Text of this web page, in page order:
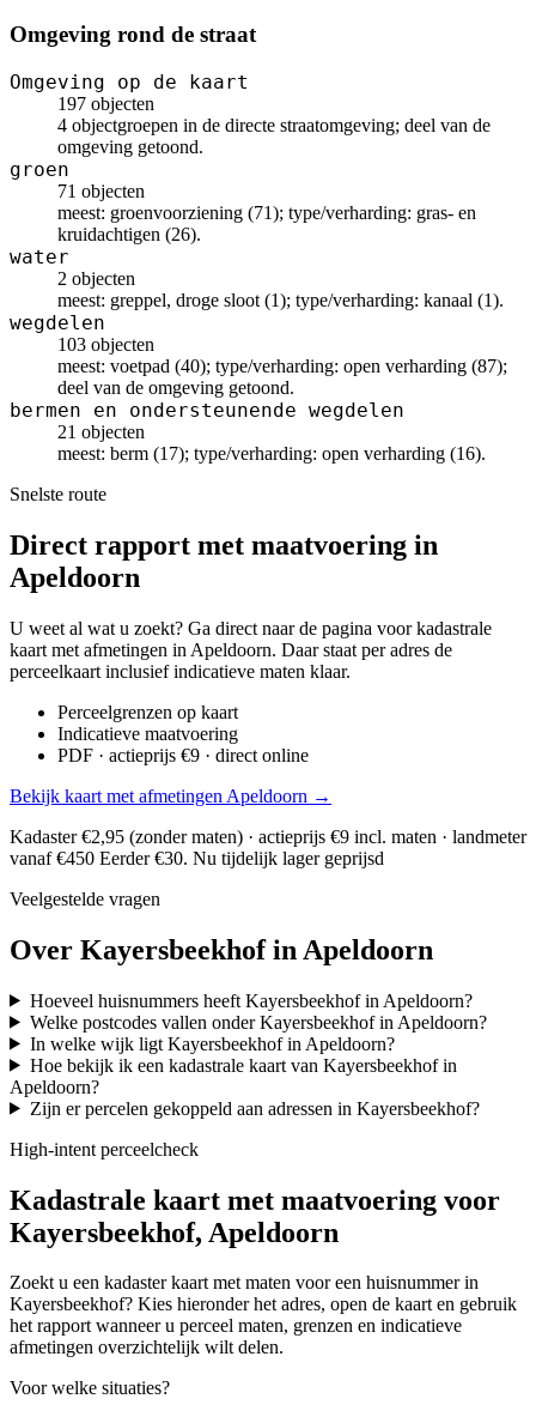
Omgeving rond de straat
Omgeving op de kaart
197 objecten
4 objectgroepen in de directe straatomgeving; deel van de
omgeving getoond.
groen
71 objecten
meest: groenvoorziening (71); type/verharding: gras- en
kruidachtigen (26).
water
2 objecten
meest: greppel, droge sloot (1); type/verharding: kanaal (1).
wegdelen
103 objecten
meest: voetpad (40); type/verharding: open verharding (87);
deel van de omgeving getoond.
bermen en ondersteunende wegdelen
21 objecten
meest: berm (17); type/verharding: open verharding (16).
Snelste route
Direct rapport met maatvoering in
Apeldoorn
U weet al wat u zoekt? Ga direct naar de pagina voor kadastrale
kaart met afmetingen in Apeldoorn. Daar staat per adres de
perceelkaart inclusief indicatieve maten klaar.
Perceelgrenzen op kaart
Indicatieve maatvoering
PDF · actieprijs €9 · direct online
Bekijk kaart met afmetingen Apeldoorn →
Kadaster €2,95 (zonder maten) · actieprijs €9 incl. maten · landmeter
vanaf €450 Eerder €30. Nu tijdelijk lager geprijsd
Veelgestelde vragen
Over Kayersbeekhof in Apeldoorn
Hoeveel huisnummers heeft Kayersbeekhof in Apeldoorn?
Welke postcodes vallen onder Kayersbeekhof in Apeldoorn?
In welke wijk ligt Kayersbeekhof in Apeldoorn?
Hoe bekijk ik een kadastrale kaart van Kayersbeekhof in
Apeldoorn?
Zijn er percelen gekoppeld aan adressen in Kayersbeekhof?
High-intent perceelcheck
Kadastrale kaart met maatvoering voor
Kayersbeekhof, Apeldoorn
Zoekt u een kadaster kaart met maten voor een huisnummer in
Kayersbeekhof? Kies hieronder het adres, open de kaart en gebruik
het rapport wanneer u perceel maten, grenzen en indicatieve
afmetingen overzichtelijk wilt delen.
Voor welke situaties?